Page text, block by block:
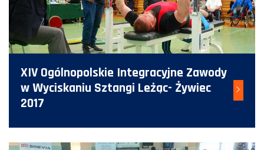
XIV Ogólnopolskie Integracyjne Zawody
w Wyciskaniu Sztangi Leżąc- Żywiec
2017